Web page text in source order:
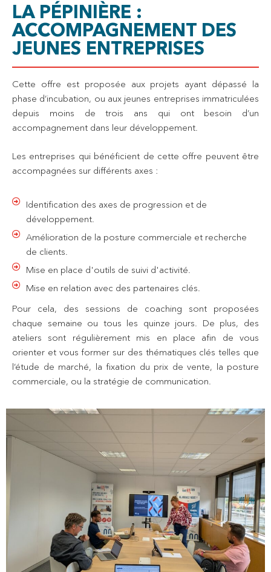
LA PÉPINIÈRE :
ACCOMPAGNEMENT DES
JEUNES ENTREPRISES
Cette offre est proposée aux projets ayant dépassé la
phase d’incubation, ou aux jeunes entreprises immatriculées
depuis moins de trois ans qui ont besoin d’un
accompagnement dans leur développement.
Les entreprises qui bénéficient de cette offre peuvent être
accompagnées sur différents axes :
Identification des axes de progression et de
développement.
Amélioration de la posture commerciale et recherche
de clients.
Mise en place d'outils de suivi d'activité.
Mise en relation avec des partenaires clés.
Pour cela, des sessions de coaching sont proposées
chaque semaine ou tous les quinze jours. De plus, des
ateliers sont régulièrement mis en place afin de vous
orienter et vous former sur des thématiques clés telles que
l’étude de marché, la fixation du prix de vente, la posture
commerciale, ou la stratégie de communication.